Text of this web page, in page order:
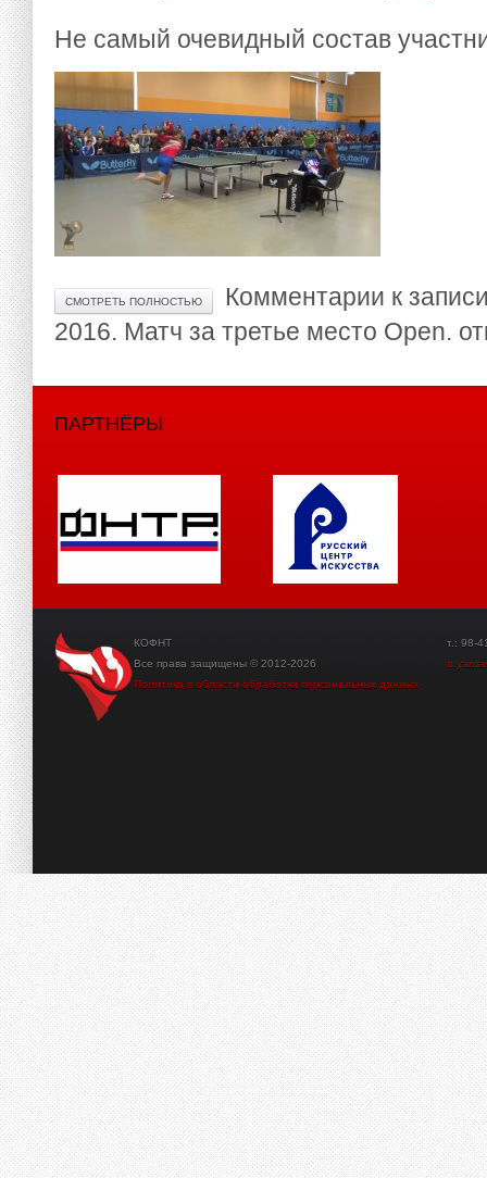
Не самый очевидный состав
СМОТРЕТЬ ПОЛНОСТЬЮ Комментарии к
2016. Матч за третье место Open.
ПАРТНЁРЫ
КОФНТ
Все права защищены © 2012-2026
Политика в области обработки персональных данных
т.: 98-41-